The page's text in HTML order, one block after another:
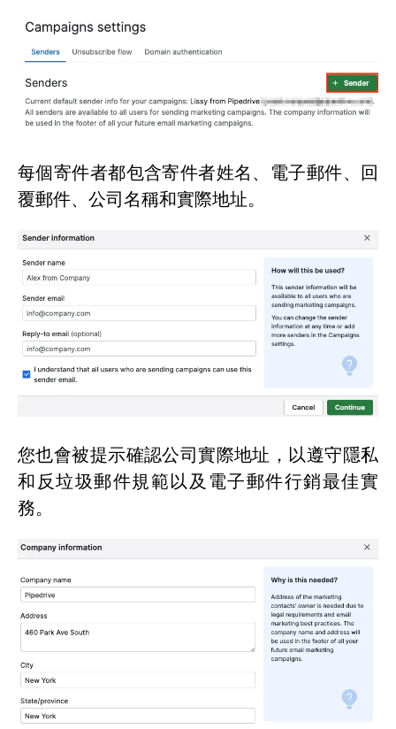
每個寄件者都包含寄件者姓名、電子郵件、回
覆郵件、公司名稱和實際地址。
您也會被提示確認公司實際地址，以遵守隱私
和反垃圾郵件規範以及電子郵件行銷最佳實
務。